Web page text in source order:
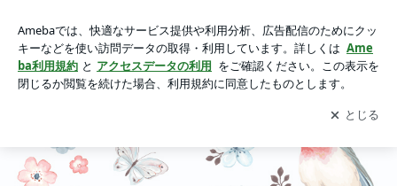
アプリをダウンロードして ブログの更新通知
を受け取りまし
ょう。
開く